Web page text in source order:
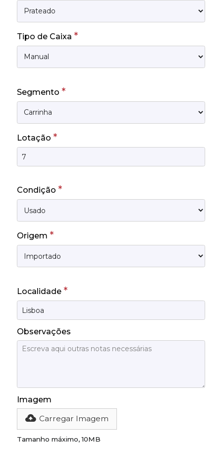
Tipo de Caixa *
Segmento *
Lotação *
Condição *
Origem *
Localidade *
Observações
Imagem
Carregar Imagem
Tamanho máximo, 10MB